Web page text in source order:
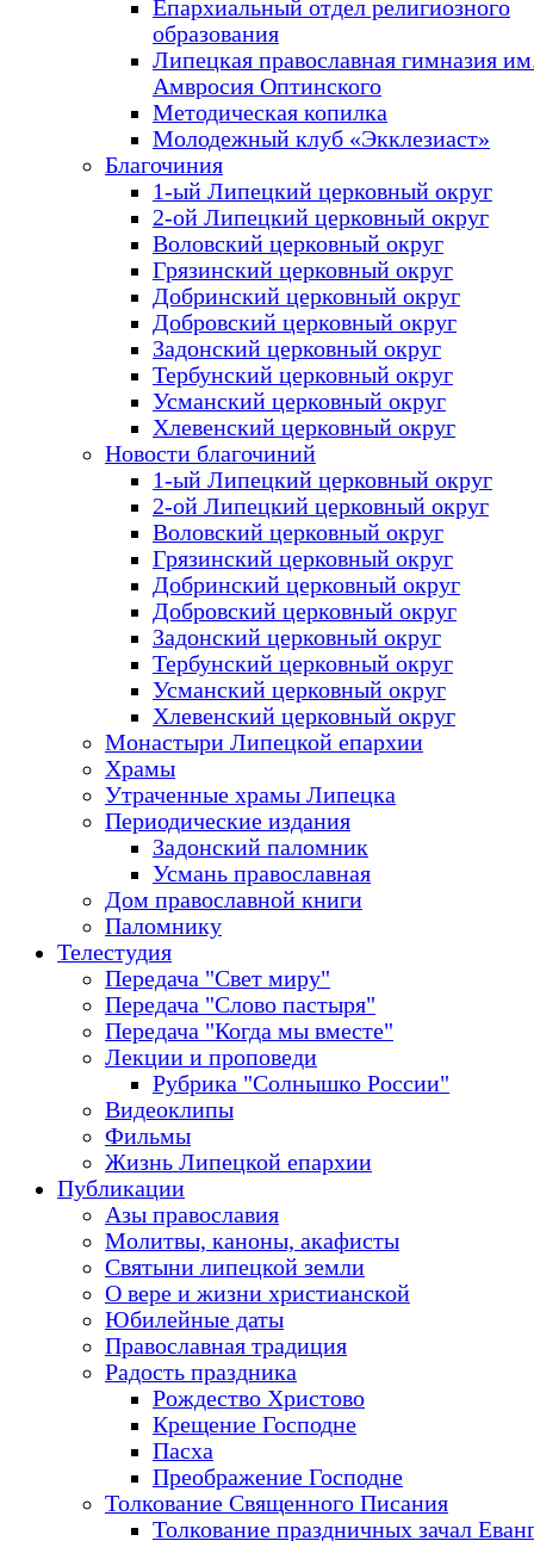
Епархиальный отдел религиозного
образования
Липецкая православная гимназия
Амвросия Оптинского
Методическая копилка
Молодежный клуб «Экклезиаст»
Благочиния
1-ый Липецкий церковный округ
2-ой Липецкий церковный округ
Воловский церковный округ
Грязинский церковный округ
Добринский церковный округ
Добровский церковный округ
Задонский церковный округ
Тербунский церковный округ
Усманский церковный округ
Хлевенский церковный округ
Новости благочиний
1-ый Липецкий церковный округ
2-ой Липецкий церковный округ
Воловский церковный округ
Грязинский церковный округ
Добринский церковный округ
Добровский церковный округ
Задонский церковный округ
Тербунский церковный округ
Усманский церковный округ
Хлевенский церковный округ
Монастыри Липецкой епархии
Храмы
Утраченные храмы Липецка
Периодические издания
Задонский паломник
Усмань православная
Дом православной книги
Паломнику
Телестудия
Передача "Свет миру"
Передача "Слово пастыря"
Передача "Когда мы вместе"
Лекции и проповеди
Рубрика "Солнышко России"
Видеоклипы
Фильмы
Жизнь Липецкой епархии
Публикации
Азы православия
Молитвы, каноны, акафисты
Святыни липецкой земли
О вере и жизни христианской
Юбилейные даты
Православная традиция
Радость праздника
Рождество Христово
Крещение Господне
Пасха
Преображение Господне
Толкование Священного Писания
Толкование праздничных зачал